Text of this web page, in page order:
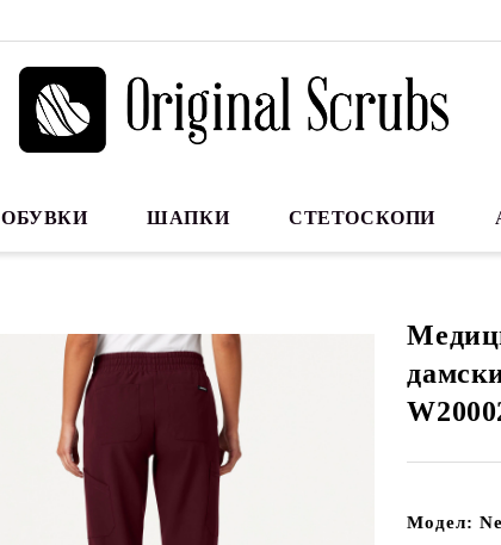
ОБУВКИ ШАПКИ СТЕТОСКОПИ
Модел: